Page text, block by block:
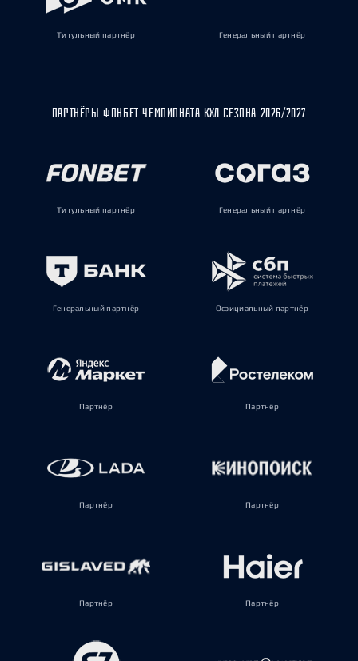
Титульный партнёр Генеральный партнёр
ПАРТНЁРЫ ФОНБЕТ ЧЕМПИОНАТА КХЛ СЕЗОНА 2026/2027
Титульный партнёр Генеральный партнёр
Генеральный партнёр Официальный партнёр
Партнёр Партнёр
Партнёр Партнёр
Партнёр Партнёр